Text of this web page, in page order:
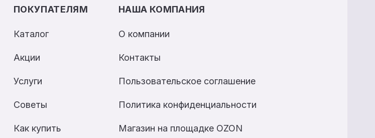
ПОКУПАТЕЛЯМ
Каталог
Акции
Услуги
Советы
Как купить
НАША КОМПАНИЯ
О компании
Контакты
Пользовательское соглашение
Политика конфиденциальности
Магазин на площадке OZON